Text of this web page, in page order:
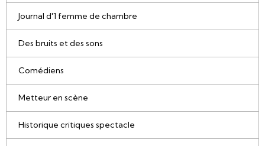
Journal d'1 femme de chambre
Des bruits et des sons
Comédiens
Metteur en scène
Historique critiques spectacle